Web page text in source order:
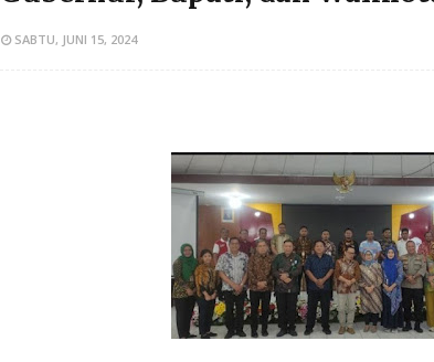
SABTU, JUNI 15, 2024